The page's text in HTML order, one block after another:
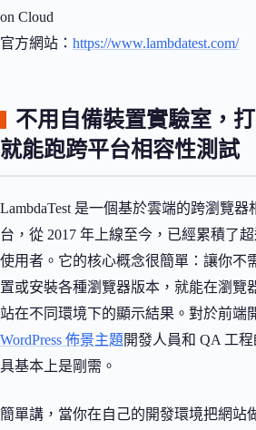
on Cloud
官方網站： https://www.lambdatest.com/
不用自備裝置實驗室，
就能跑跨平台相容性測試
LambdaTest 是一個基於雲端的跨瀏覽器
台，從 2017 年上線至今，已經累積了
使用者。它的核心概念很簡單：讓你不
置或安裝各種瀏覽器版本，就能在瀏覽
站在不同環境下的顯示結果。對於前端
WordPress 佈景主題開發人員和 QA 工
具基本上是剛需。
簡單講，當你在自己的開發環境把網站